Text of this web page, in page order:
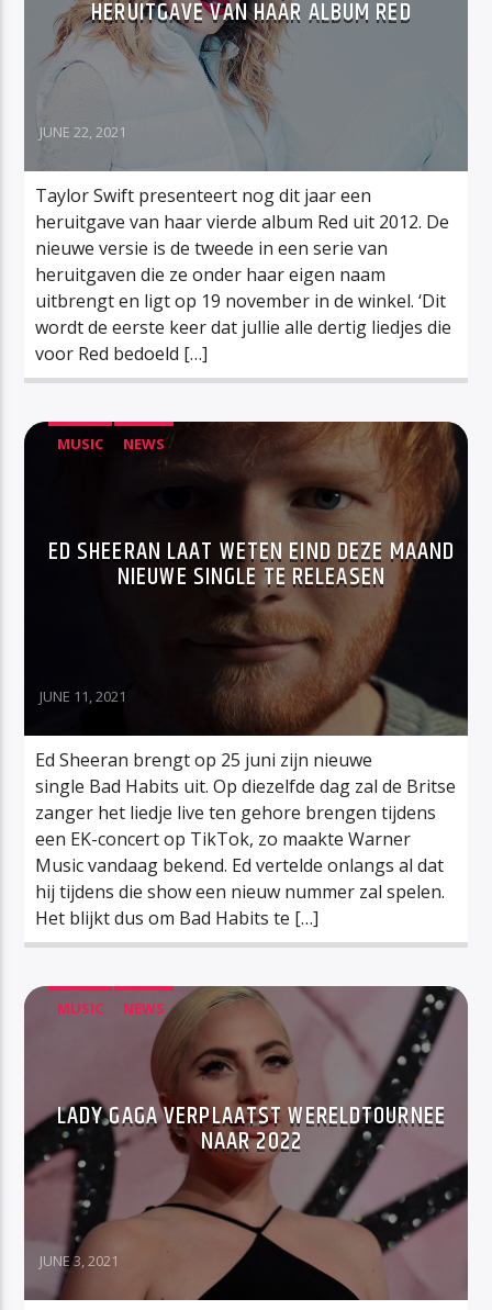
HERUITGAVE VAN HAAR ALBUM RED
JUNE 22, 2021
Taylor Swift presenteert nog dit jaar een
heruitgave van haar vierde album Red uit 2012. De
nieuwe versie is de tweede in een serie van
heruitgaven die ze onder haar eigen naam
uitbrengt en ligt op 19 november in de winkel. ‘Dit
wordt de eerste keer dat jullie alle dertig liedjes die
voor Red bedoeld […]
MUSIC NEWS
ED SHEERAN LAAT WETEN EIND DEZE MAAND
NIEUWE SINGLE TE RELEASEN
JUNE 11, 2021
Ed Sheeran brengt op 25 juni zijn nieuwe
single Bad Habits uit. Op diezelfde dag zal de Britse
zanger het liedje live ten gehore brengen tijdens
een EK-concert op TikTok, zo maakte Warner
Music vandaag bekend. Ed vertelde onlangs al dat
hij tijdens die show een nieuw nummer zal spelen.
Het blijkt dus om Bad Habits te […]
MUSIC NEWS
LADY GAGA VERPLAATST WERELDTOURNEE
NAAR 2022
JUNE 3, 2021